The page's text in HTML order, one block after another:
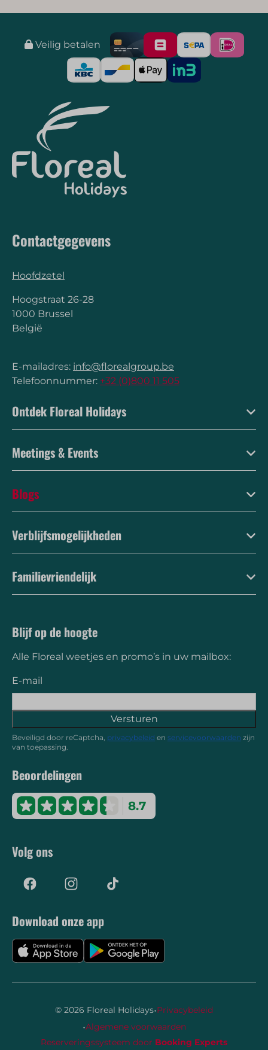
Veilig betalen
Contactgegevens
Hoofdzetel
Hoogstraat 26-28
1000 Brussel
België
E-mailadres: info@florealgroup.be
Telefoonnummer: +32 (0)800 11 505
Ontdek Floreal Holidays
Meetings & Events
Blogs
Verblijfsmogelijkheden
Familievriendelijk
Blijf op de hoogte
Alle Floreal weetjes en promo’s in uw mailbox:
E-mail
Versturen
Beveiligd door reCaptcha, privacybeleid en servicevoorwaarden zijn
van toepassing.
Beoordelingen
8.7
Volg ons
Download onze app
© 2026 Floreal Holidays·Privacybeleid
·Algemene voorwaarden
Reserveringssysteem door Booking Experts